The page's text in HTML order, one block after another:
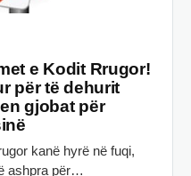
e Kodit Rrugor!
për të dehurit
gjobat për
kanë hyrë në fuqi,
ashpra për…